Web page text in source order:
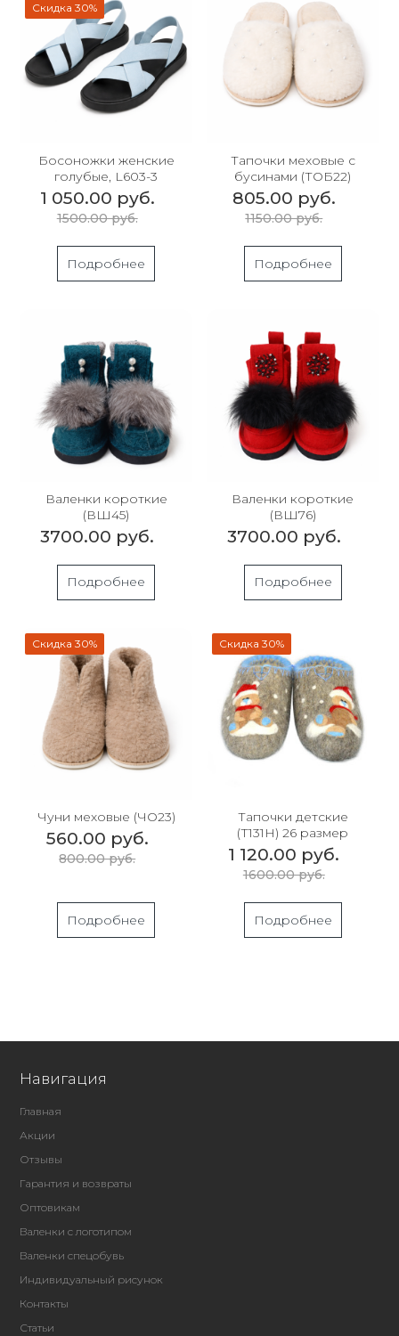
Скидка 30%
Босоножки женские
голубые, L603-3
1 050.00 руб.
1500.00 руб.
Подробнее
Тапочки меховые с
бусинами (ТОБ22)
805.00 руб.
1150.00 руб.
Подробнее
Валенки короткие
(ВШ45)
3700.00 руб.
Подробнее
Валенки короткие
(ВШ76)
3700.00 руб.
Подробнее
Скидка 30%
Чуни меховые (ЧО23)
560.00 руб.
800.00 руб.
Подробнее
Скидка 30%
Тапочки детские
(Т131Н) 26 размер
1 120.00 руб.
1600.00 руб.
Подробнее
Навигация
Главная
Акции
Отзывы
Гарантия и возвраты
Оптовикам
Валенки с логотипом
Валенки спецобувь
Индивидуальный рисунок
Контакты
Статьи